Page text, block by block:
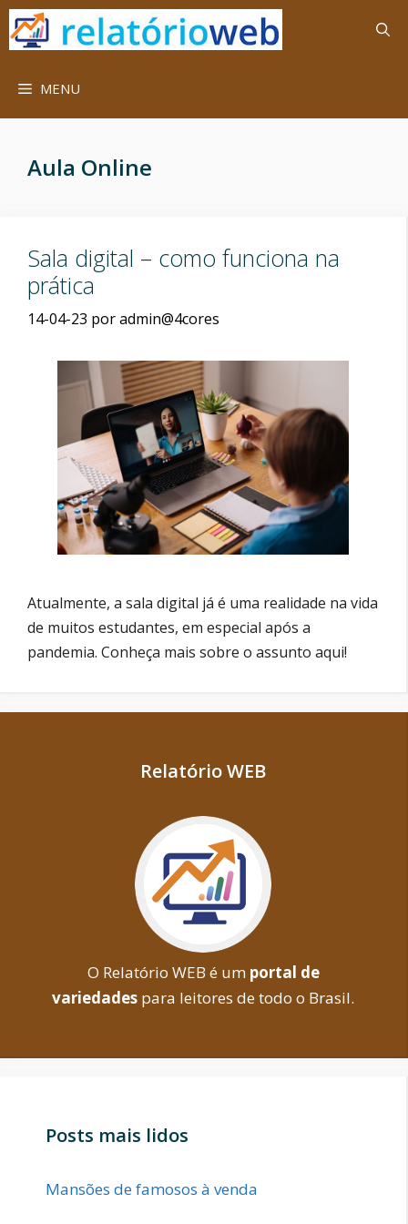
Saltar
para
conteúdo
MENU
Aula Online
Sala digital – como funciona na
prática
14-04-23 poradmin@4cores
Atualmente, a sala digital já é uma realidade na vida
de muitos estudantes, em especial após a
pandemia. Conheça mais sobre o assunto aqui!
Relatório WEB
O Relatório WEB é um portal de
variedades para leitores de todo o Brasil.
Posts mais lidos
Mansões de famosos à venda